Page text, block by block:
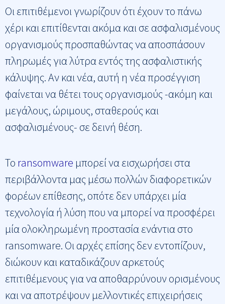
Οι επιτιθέμενοι γνωρίζουν ότι έχουν το πάνω
χέρι και επιτίθενται ακόμα και σε ασφαλισμένους
οργανισμούς προσπαθώντας να αποσπάσουν
πληρωμές για λύτρα εντός της ασφαλιστικής
κάλυψης. Αν και νέα, αυτή η νέα προσέγγιση
φαίνεται να θέτει τους οργανισμούς -ακόμη και
μεγάλους, ώριμους, σταθερούς και
ασφαλισμένους- σε δεινή θέση.
Το ransomware μπορεί να εισχωρήσει στα
περιβάλλοντα μας μέσω πολλών διαφορετικών
φορέων επίθεσης, οπότε δεν υπάρχει μία
τεχνολογία ή λύση που να μπορεί να προσφέρει
μία ολοκληρωμένη προστασία ενάντια στο
ransomware. Οι αρχές επίσης δεν εντοπίζουν,
διώκουν και καταδικάζουν αρκετούς
επιτιθέμενους για να αποθαρρύνουν ορισμένους
και να αποτρέψουν μελλοντικές επιχειρήσεις